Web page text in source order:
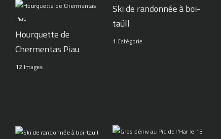
Hourquette de
Chermentas Piau
12 Images
Ski de randonnée à boi-
taüll
1 Catégorie